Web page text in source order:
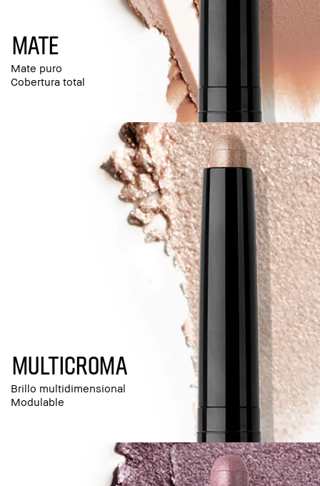
Mate
Mate puro
Cobertura total
multicroma
Brillo multidimensional
Modulable